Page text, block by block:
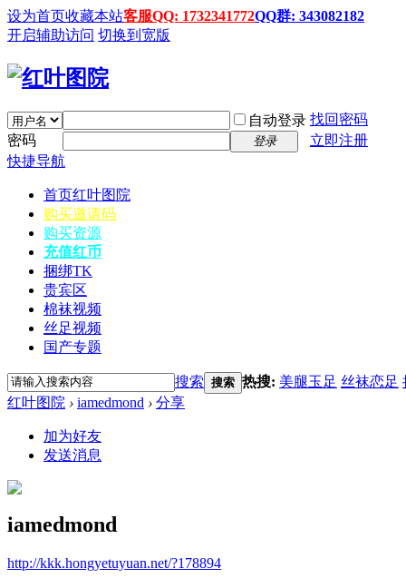
设为首页收藏本站客服QQ: 1732341772QQ群: 343082182
开启辅助访问 切换到宽版
自动登录 找回密码
密码
登录
立即注册
快捷导航
首页红叶图院
购买邀请码
购买资源
充值红币
捆绑TK
贵宾区
棉袜视频
丝足视频
国产专题
搜索 搜索 热搜: 美腿玉足 丝袜恋足
红叶图院 › iamedmond › 分享
加为好友
发送消息
iamedmond
http://kkk.hongyetuyuan.net/?178894